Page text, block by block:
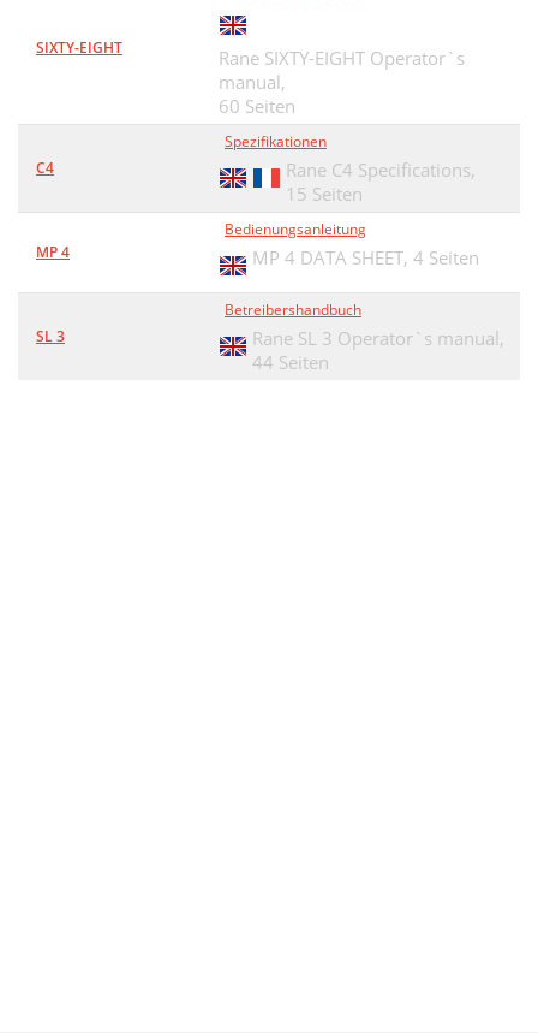
SIXTY-EIGHT
Rane SIXTY-EIGHT Operator`s
manual,
60 Seiten
C4
Spezifikationen
Rane C4 Specifications,
15 Seiten
MP 4
Bedienungsanleitung
MP 4 DATA SHEET, 4 Seiten
SL 3
Betreibershandbuch
Rane SL 3 Operator`s manual,
44 Seiten